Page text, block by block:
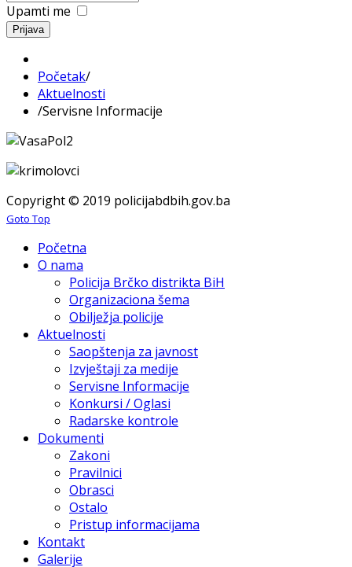
Upamti me
Prijava
Početak/
Aktuelnosti
/Servisne Informacije
Copyright © 2019 policijabdbih.gov.ba
Goto Top
Početna
O nama
Policija Brčko distrikta BiH
Organizaciona šema
Obilježja policije
Aktuelnosti
Saopštenja za javnost
Izvještaji za medije
Servisne Informacije
Konkursi / Oglasi
Radarske kontrole
Dokumenti
Zakoni
Pravilnici
Obrasci
Ostalo
Pristup informacijama
Kontakt
Galerije